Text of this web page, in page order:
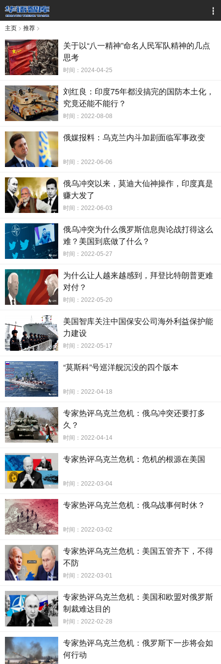
┇
主页 > 推荐 >
关于以“八一精神”命名人民军队精神的几点
思考
时间：2024-04-25
刘红良：印度75年都没搞完的国防本土化，
究竟还能不能行？
时间：2022-08-08
俄媒报料：乌克兰内斗加剧面临军事政变
时间：2022-06-06
俄乌冲突以来，莫迪大仙神操作，印度真是
赚大发了
时间：2022-06-03
俄乌冲突为什么俄罗斯信息舆论战打得这么
难？美国到底做了什么？
时间：2022-05-27
为什么让人越来越感到，拜登比特朗普更难
对付？
时间：2022-05-20
美国智库关注中国保安公司海外利益保护能
力建设
时间：2022-05-17
“莫斯科”号巡洋舰沉没的四个版本
时间：2022-04-18
专家热评乌克兰危机：俄乌冲突还要打多
久？
时间：2022-04-14
专家热评乌克兰危机：危机的根源在美国
时间：2022-03-04
专家热评乌克兰危机：俄乌战事何时休？
时间：2022-03-02
专家热评乌克兰危机：美国五管齐下，不得
不防
时间：2022-03-01
专家热评乌克兰危机：美国和欧盟对俄罗斯
制裁难达目的
时间：2022-02-28
专家热评乌克兰危机：俄罗斯下一步将会如
何行动